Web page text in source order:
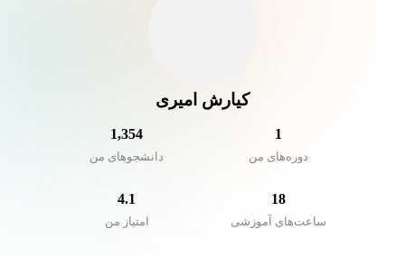
کیارش امیری
1
دوره‌های من
1,354
دانشجو‌های من
18
ساعت‌های آموزشی
4.1
امتیاز من